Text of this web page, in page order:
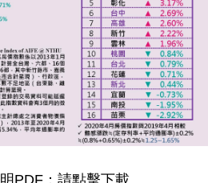
PDF： 請點擊下載